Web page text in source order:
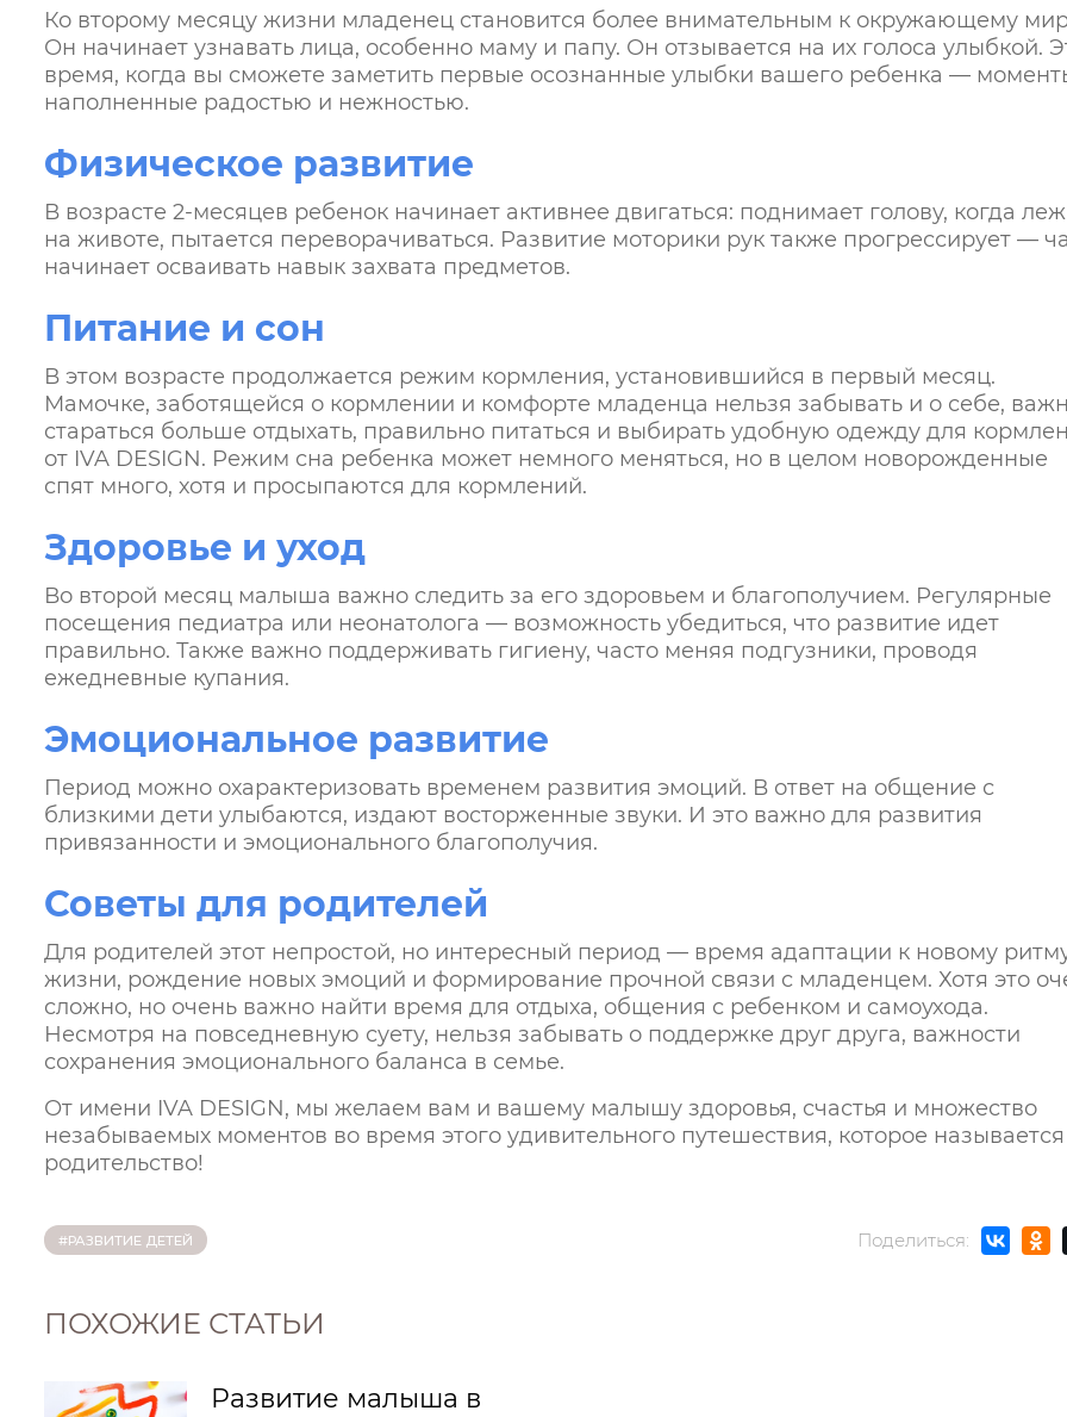
Ко второму месяцу жизни младенец становится более внимательным к окружающему
Он начинает узнавать лица, особенно маму и папу. Он отзывается на их голоса улыбкой.
время, когда вы сможете заметить первые осознанные улыбки вашего ребенка —
наполненные радостью и нежностью.
Физическое развитие
В возрасте 2-месяцев ребенок начинает активнее двигаться: поднимает голову, когда
на животе, пытается переворачиваться. Развитие моторики рук также прогрессирует —
начинает осваивать навык захвата предметов.
Питание и сон
В этом возрасте продолжается режим кормления, установившийся в первый месяц.
Мамочке, заботящейся о кормлении и комфорте младенца нельзя забывать и о себе,
стараться больше отдыхать, правильно питаться и выбирать удобную одежду для
от IVA DESIGN. Режим сна ребенка может немного меняться, но в целом новорожденные
спят много, хотя и просыпаются для кормлений.
Здоровье и уход
Во второй месяц малыша важно следить за его здоровьем и благополучием. Регулярные
посещения педиатра или неонатолога — возможность убедиться, что развитие идет
правильно. Также важно поддерживать гигиену, часто меняя подгузники, проводя
ежедневные купания.
Эмоциональное развитие
Период можно охарактеризовать временем развития эмоций. В ответ на общение с
близкими дети улыбаются, издают восторженные звуки. И это важно для развития
привязанности и эмоционального благополучия.
Советы для родителей
Для родителей этот непростой, но интересный период — время адаптации к новому
жизни, рождение новых эмоций и формирование прочной связи с младенцем. Хотя это
сложно, но очень важно найти время для отдыха, общения с ребенком и самоухода.
Несмотря на повседневную суету, нельзя забывать о поддержке друг друга, важности
сохранения эмоционального баланса в семье.
От имени IVA DESIGN, мы желаем вам и вашему малышу здоровья, счастья и множество
незабываемых моментов во время этого удивительного путешествия, которое называется
родительство!
#РАЗВИТИЕ ДЕТЕЙ Поделиться:
ПОХОЖИЕ СТАТЬИ
Развитие малыша в